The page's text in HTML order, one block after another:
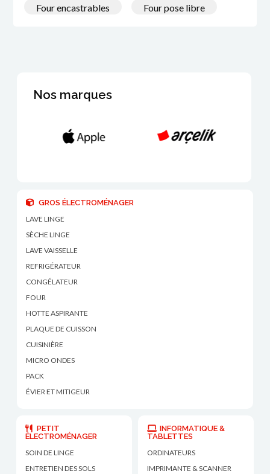
Four encastrables Four pose libre
Nos marques
GROS ÉLECTROMÉNAGER
LAVE LINGE
SÈCHE LINGE
LAVE VAISSELLE
REFRIGÉRATEUR
CONGÉLATEUR
FOUR
HOTTE ASPIRANTE
PLAQUE DE CUISSON
CUISINIÈRE
MICRO ONDES
PACK
ÉVIER ET MITIGEUR
PETIT
ÉLECTROMÉNAGER
SOIN DE LINGE
ENTRETIEN DES SOLS
INFORMATIQUE &
TABLETTES
ORDINATEURS
IMPRIMANTE & SCANNER